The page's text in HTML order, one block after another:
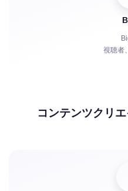
視聴者
コンテンツクリ